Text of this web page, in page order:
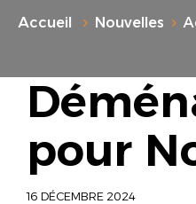
Accueil Nouvelles
pour
16 DÉCEMBRE 2024